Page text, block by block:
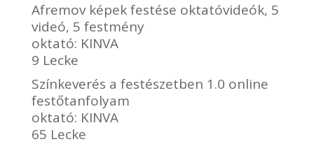
Afremov képek festése oktatóvideók, 5
videó, 5 festmény
oktató: KINVA
9 Lecke
Színkeverés a festészetben 1.0 online
festőtanfolyam
oktató: KINVA
65 Lecke